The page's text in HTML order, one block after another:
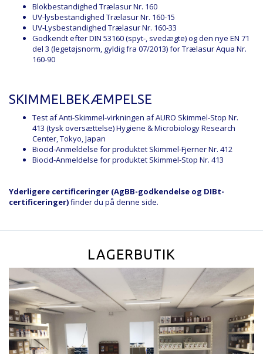
Blokbestandighed Trælasur Nr. 160
UV-lysbestandighed Trælasur Nr. 160-15
UV-Lysbestandighed Trælasur Nr. 160-33
Godkendt efter DIN 53160 (spyt-, svedægte) og den nye EN 71
del 3 (legetøjsnorm, gyldig fra 07/2013) forTrælasur Aqua Nr.
160-90
SKIMMELBEKÆMPELSE
Test af Anti-Skimmel-virkningen af AURO Skimmel-Stop Nr.
413 (tysk oversættelse) Hygiene & Microbiology Research
Center, Tokyo, Japan
Biocid-Anmeldelse for produktet Skimmel-Fjerner Nr. 412
Biocid-Anmeldelse for produktet Skimmel-Stop Nr. 413
Yderligere certificeringer (AgBB-godkendelse og DIBt-
certificeringer)finder du på denne side.
LAGERBUTIK